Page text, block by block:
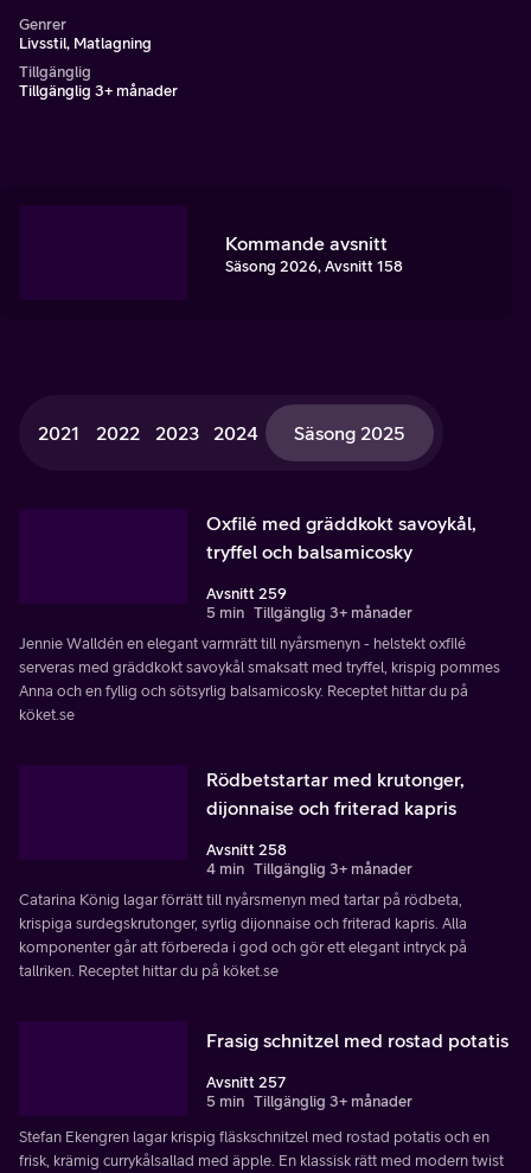
Genrer
Livsstil, Matlagning
Tillgänglig
Tillgänglig 3+ månader
Kommande avsnitt
Säsong 2026, Avsnitt 158
2021 2022 2023 2024 Säsong 2025
Oxfilé med gräddkokt savoykål,
tryffel och balsamicosky
Avsnitt 259
5 min Tillgänglig 3+ månader
Jennie Walldén en elegant varmrätt till nyårsmenyn - helstekt oxfilé
serveras med gräddkokt savoykål smaksatt med tryffel, krispig pommes
Anna och en fyllig och sötsyrlig balsamicosky. Receptet hittar du på
köket.se
Rödbetstartar med krutonger,
dijonnaise och friterad kapris
Avsnitt 258
4 min Tillgänglig 3+ månader
Catarina König lagar förrätt till nyårsmenyn med tartar på rödbeta,
krispiga surdegskrutonger, syrlig dijonnaise och friterad kapris. Alla
komponenter går att förbereda i god och gör ett elegant intryck på
tallriken. Receptet hittar du på köket.se
Frasig schnitzel med rostad potatis
Avsnitt 257
5 min Tillgänglig 3+ månader
Stefan Ekengren lagar krispig fläskschnitzel med rostad potatis och en
frisk, krämig currykålsallad med äpple. En klassisk rätt med modern twist